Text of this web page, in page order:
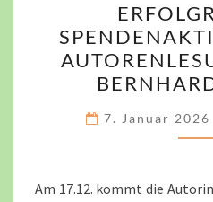
7. Januar 2026
Am 17.12. kommt die